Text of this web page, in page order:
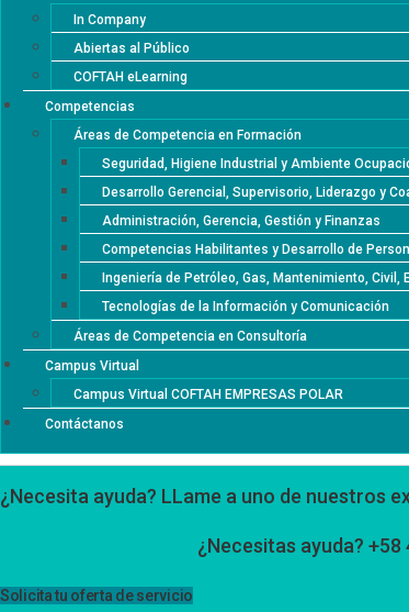
In Company
Abiertas al Público
COFTAH eLearning
Competencias
Áreas de Competencia en Formación
Seguridad, Higiene Industrial y Ambiente
Desarrollo Gerencial, Supervisorio, Liderazgo y
Administración, Gerencia, Gestión y Finanzas
Competencias Habilitantes y Desarrollo de
Ingeniería de Petróleo, Gas, Mantenimiento,
Tecnologías de la Información y Comunicación
Áreas de Competencia en Consultoría
Campus Virtual
Campus Virtual COFTAH EMPRESAS POLAR
Contáctanos
¿Necesita ayuda? LLame a uno de nuestros
¿Necesitas ayuda? +58
Solicita tu oferta de servicio